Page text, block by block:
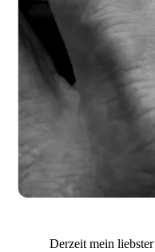
Derzeit mein liebster